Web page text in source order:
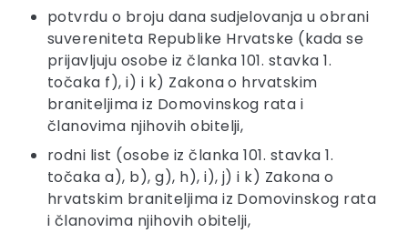
potvrdu o broju dana sudjelovanja u obrani
suvereniteta Republike Hrvatske (kada se
prijavljuju osobe iz članka 101. stavka 1.
točaka f), i) i k) Zakona o hrvatskim
braniteljima iz Domovinskog rata i
članovima njihovih obitelji,
rodni list (osobe iz članka 101. stavka 1.
točaka a), b), g), h), i), j) i k) Zakona o
hrvatskim braniteljima iz Domovinskog rata
i članovima njihovih obitelji,